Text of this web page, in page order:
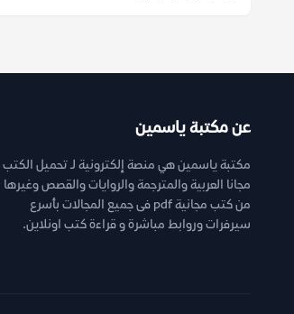
عن مكتبة ياسمين
مكتبة ياسمين هي منصة إلكترونية لـ تحميل الكتب
مجانا العربية والمترجمة والروايات والقصص وغيرها
من كتب مجانية pdf فى جميع المجالات بأسرع
سيرفرات وروابط مباشرة و قراءة كتب اونلاين.